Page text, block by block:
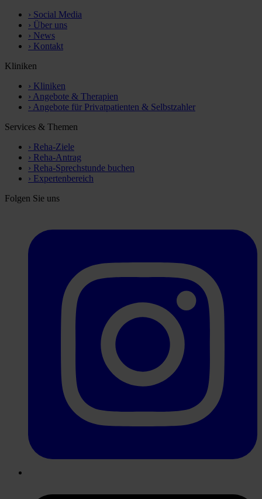
› Social Media
› Über uns
› News
› Kontakt
Kliniken
› Kliniken
› Angebote & Therapien
› Angebote für Privatpatienten & Selbstzahler
Services & Themen
› Reha-Ziele
› Reha-Antrag
› Reha-Sprechstunde buchen
› Expertenbereich
Folgen Sie uns